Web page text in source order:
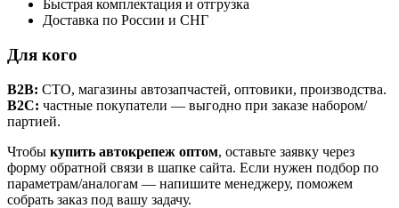
Быстрая комплектация и отгрузка
Доставка по России и СНГ
Для кого
B2B: СТО, магазины автозапчастей, оптовики, производства.
B2C: частные покупатели — выгодно при заказе набором/
партией.
Чтобы купить автокрепеж оптом, оставьте заявку через
форму обратной связи в шапке сайта. Если нужен подбор по
параметрам/аналогам — напишите менеджеру, поможем
собрать заказ под вашу задачу.